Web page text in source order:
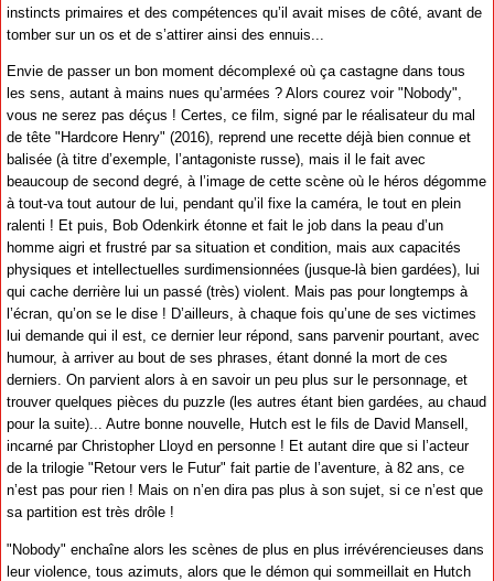
instincts primaires et des compétences qu’il avait mises de côté, avant de
tomber sur un os et de s’attirer ainsi des ennuis...
Envie de passer un bon moment décomplexé où ça castagne dans tous
les sens, autant à mains nues qu’armées ? Alors courez voir "Nobody",
vous ne serez pas déçus ! Certes, ce film, signé par le réalisateur du mal
de tête "Hardcore Henry" (2016), reprend une recette déjà bien connue et
balisée (à titre d’exemple, l’antagoniste russe), mais il le fait avec
beaucoup de second degré, à l’image de cette scène où le héros dégomme
à tout-va tout autour de lui, pendant qu’il fixe la caméra, le tout en plein
ralenti ! Et puis, Bob Odenkirk étonne et fait le job dans la peau d’un
homme aigri et frustré par sa situation et condition, mais aux capacités
physiques et intellectuelles surdimensionnées (jusque-là bien gardées), lui
qui cache derrière lui un passé (très) violent. Mais pas pour longtemps à
l’écran, qu’on se le dise ! D’ailleurs, à chaque fois qu’une de ses victimes
lui demande qui il est, ce dernier leur répond, sans parvenir pourtant, avec
humour, à arriver au bout de ses phrases, étant donné la mort de ces
derniers. On parvient alors à en savoir un peu plus sur le personnage, et
trouver quelques pièces du puzzle (les autres étant bien gardées, au chaud
pour la suite)... Autre bonne nouvelle, Hutch est le fils de David Mansell,
incarné par Christopher Lloyd en personne ! Et autant dire que si l’acteur
de la trilogie "Retour vers le Futur" fait partie de l’aventure, à 82 ans, ce
n’est pas pour rien ! Mais on n’en dira pas plus à son sujet, si ce n’est que
sa partition est très drôle !
"Nobody" enchaîne alors les scènes de plus en plus irrévérencieuses dans
leur violence, tous azimuts, alors que le démon qui sommeillait en Hutch